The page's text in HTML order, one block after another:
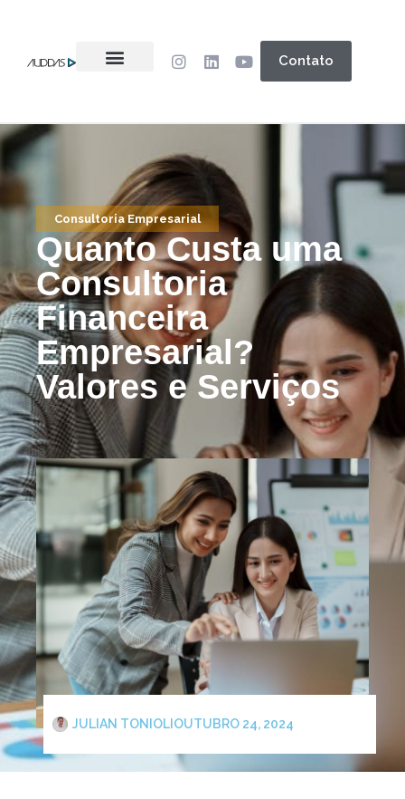
Contato
Consultoria Empresarial
Quanto Custa uma
Consultoria
Financeira
Empresarial?
Valores e Serviços
JULIAN TONIOLI OUTUBRO 24, 2024